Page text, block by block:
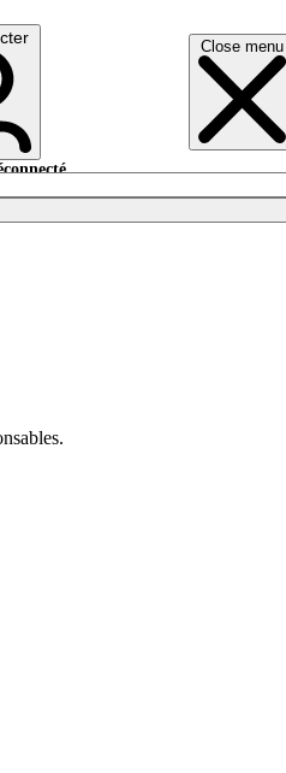
Close menu